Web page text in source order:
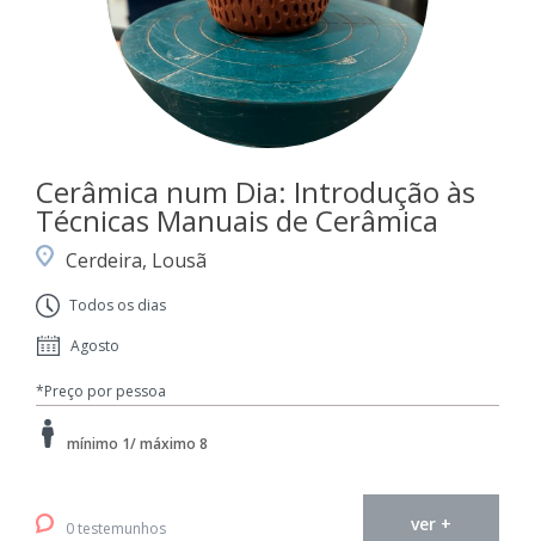
Cerâmica num Dia: Introdução às
Técnicas Manuais de Cerâmica
Cerdeira, Lousã
Todos os dias
Agosto
*Preço por pessoa
mínimo 1/ máximo 8
0 testemunhos ver +